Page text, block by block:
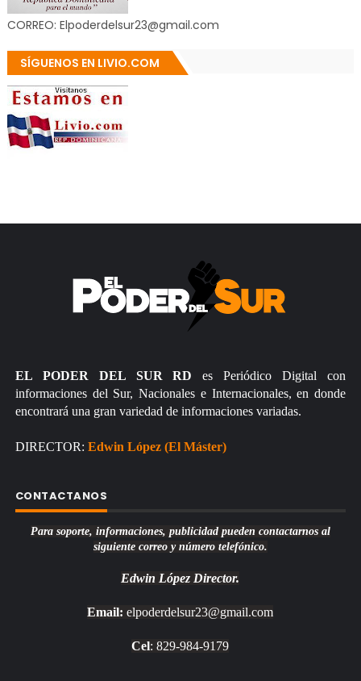
CORREO: Elpoderdelsur23@gmail.com
SÍGUENOS EN LIVIO.COM
EL PODER DEL SUR RD es Periódico Digital con
informaciones del Sur, Nacionales e Internacionales, en donde
encontrará una gran variedad de informaciones variadas.
DIRECTOR: Edwin López (El Máster)
CONTACTANOS
Para soporte, informaciones, publicidad pueden contactarnos al
siguiente correo y número telefónico.
Edwin López Director.
Email: elpoderdelsur23@gmail.com
Cel: 829-984-9179